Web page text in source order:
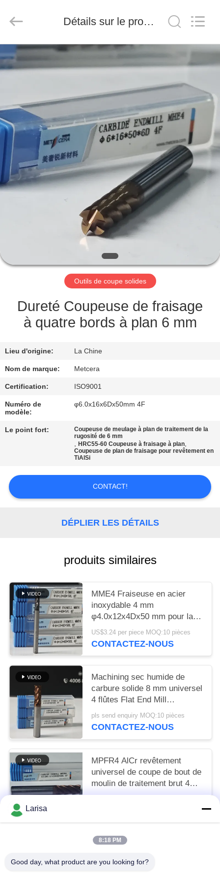
À
LA
PRODUITS
VIDÉO
À
PROPOS
VISITE
CATALOGUE
NOUS
CONTACTER
NOUVELLES
DEMANDEZ
PLAN
DU
Advanced
Materials
Rights
Reserved.
Détails sur le produit
Outils de coupe solides
Dureté Coupeuse de fraisage
à quatre bords à plan 6 mm
Lieu d'origine: La Chine
Nom de marque: Metcera
Certification: ISO9001
Numéro de
modèle:
φ6.0x16x6Dx50mm 4F
Le point fort:
Coupeuse de meulage à plan de traitement de la
rugosité de 6 mm
,HRC55-60 Coupeuse à fraisage à plan,
Coupeuse de plan de fraisage pour revêtement en
TiAlSi
CONTACT!
DÉPLIER LES DÉTAILS
produits similaires
MME4 Fraiseuse en acier
inoxydable 4 mm
φ4.0x12x4Dx50 mm pour la
dureté de finition rugueuse
HRC55-60
US$3.24 per piece MOQ:10 pièces
CONTACTEZ-NOUS
Machining sec humide de
carbure solide 8 mm universel
4 flûtes Flat End Mill
Φ8x20x8Dx60mm pour
couper l'acier au carbone et
pls send enquiry MOQ:10 pièces
CONTACTEZ-NOUS
MPFR4 AlCr revêtement
universel de coupe de bout de
moulin de traitement brut 4
flûtes moulin rond de nez 8
Larisa
8:18 PM
Good day, what product are you looking for?